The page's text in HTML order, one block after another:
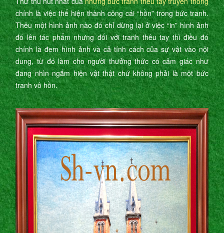
chính là việc thể hiện thành công cái “hồn” trong bức tranh.
Thêu một hình ảnh nào đó chỉ dừng lại ở việc “in” hình ảnh
đó lên tác phẩm nhưng đối với tranh thêu tay thì điều đó
chính là đem hình ảnh và cả tính cách của sự vật vào nội
dung, từ đó làm cho người thưởng thức có cảm giác như
đang nhìn ngắm hiện vật thật chứ không phải là một bức
tranh vô hồn.